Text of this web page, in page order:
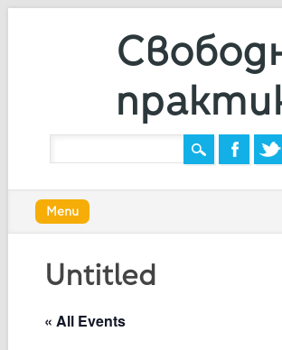
Main menu
content
Menu
Untitled
« All Events